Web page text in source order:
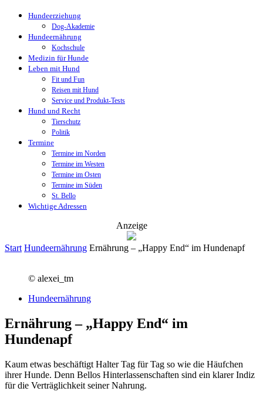
Hundeerziehung
Dog-Akademie
Hundeernährung
Kochschule
Medizin für Hunde
Leben mit Hund
Fit und Fun
Reisen mit Hund
Service und Produkt-Tests
Hund und Recht
Tierschutz
Politik
Termine
Termine im Norden
Termine im Westen
Termine im Osten
Termine im Süden
St. Bello
Wichtige Adressen
Anzeige
Start Hundeernährung Ernährung – „Happy End“ im Hundenapf
© alexei_tm
Hundeernährung
Ernährung – „Happy End“ im
Hundenapf
Kaum etwas beschäftigt Halter Tag für Tag so wie die Häufchen
ihrer Hunde. Denn Bellos Hinterlassenschaften sind ein klarer Indiz
für die Verträglichkeit seiner Nahrung.